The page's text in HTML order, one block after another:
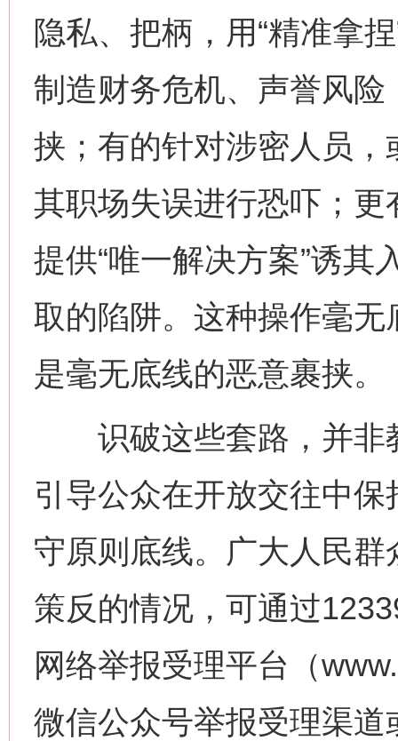
隐私、把柄，用“精准拿
制造财务危机、声誉风险
挟；有的针对涉密人员
其职场失误进行恐吓；
提供“唯一解决方案”诱其
取的陷阱。这种操作毫
是毫无底线的恶意裹挟。
识破这些套路，并非
引导公众在开放交往中
守原则底线。广大人民
策反的情况，可通过
网络举报受理平台（
微信公众号举报受理渠
这是一记警钟！ 谢
在谋一域中谋全局
今
习近平的博鳌关键词